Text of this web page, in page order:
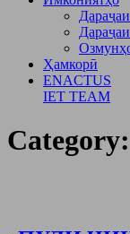
Ҳамкорӣ
ENACTUS
IET TEAM
Category: